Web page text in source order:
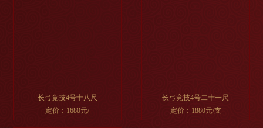
长弓竞技4号十八尺
定价：1680元/
长弓竞技4号二十一尺
定价：1880元/支